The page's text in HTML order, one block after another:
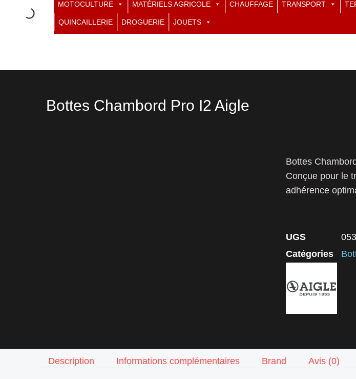
MOTOCULTURE MATÉRIELS AGRICOLE CHAUFFAGE TRANSPORT
QUINCAILLERIE DROGUERIE JOUETS
Bottes Chambord Pro I2 Aigle
Bottes
Conçue pour le
adhérence
UGS
Catégories
Description Informations complémentaires Brand Avis (0)